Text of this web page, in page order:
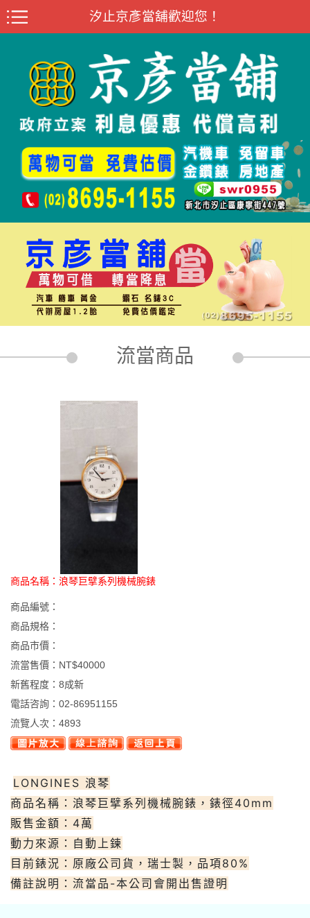
汐止京彥當舖歡迎您！
流當商品
商品名稱： 浪琴巨擘系列機械腕錶
商品編號：
商品規格：
商品市價：
流當售價： NT$40000
新舊程度： 8成新
電話咨詢： 02-86951155
流覽人次： 4893
LONGINES 浪琴
商品名稱：浪琴巨擘系列機械腕錶，錶徑40mm
販售金額：4萬
動力來源：自動上鍊
目前錶況：原廠公司貨，瑞士製，品項80%
備註說明：流當品-本公司會開出售證明